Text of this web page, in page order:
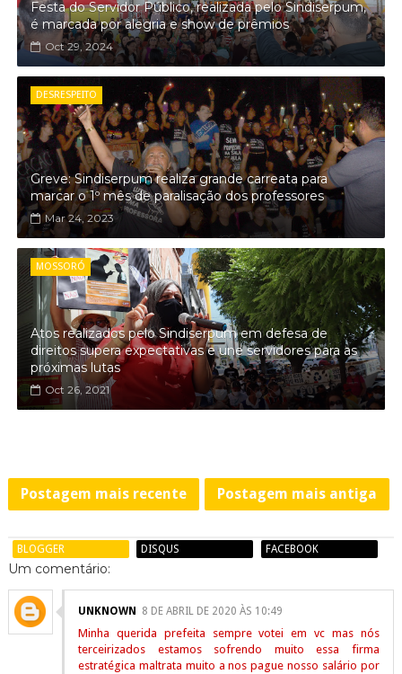
Festa do Servidor Público, realizada pelo Sindiserpum,
é marcada por alegria e show de prêmios
Oct 29, 2024
DESRESPEITO
Greve: Sindiserpum realiza grande carreata para
marcar o 1º mês de paralisação dos professores
Mar 24, 2023
MOSSORÓ
Atos realizados pelo Sindiserpum em defesa de
direitos supera expectativas e une servidores para as
próximas lutas
Oct 26, 2021
Postagem mais recente Postagem mais antiga
BLOGGER DISQUS FACEBOOK
Um comentário:
UNKNOWN 8 DE ABRIL DE 2020 ÀS 10:49
Minha querida prefeita sempre votei em vc mas nós
terceirizados estamos sofrendo muito essa firma
estratégica maltrata muito a nos pague nosso salário por